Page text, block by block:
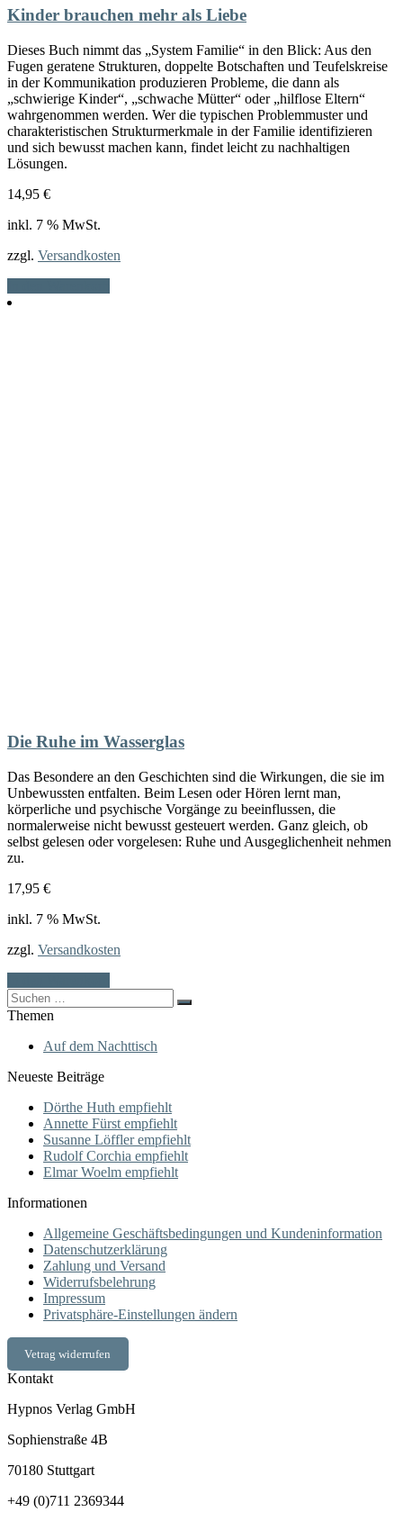
Kinder brauchen mehr als Liebe
Dieses Buch nimmt das „System Familie“ in den Blick: Aus den
Fugen geratene Strukturen, doppelte Botschaften und Teufelskreise
in der Kommunikation produzieren Probleme, die dann als
„schwierige Kinder“, „schwache Mütter“ oder „hilflose Eltern“
wahrgenommen werden. Wer die typischen Problemmuster und
charakteristischen Strukturmerkmale in der Familie identifizieren
und sich bewusst machen kann, findet leicht zu nachhaltigen
Lösungen.
14,95 €
inkl. 7 % MwSt.
zzgl. Versandkosten
Die Ruhe im Wasserglas
Das Besondere an den Geschichten sind die Wirkungen, die sie im
Unbewussten entfalten. Beim Lesen oder Hören lernt man,
körperliche und psychische Vorgänge zu beeinflussen, die
normalerweise nicht bewusst gesteuert werden. Ganz gleich, ob
selbst gelesen oder vorgelesen: Ruhe und Ausgeglichenheit nehmen
zu.
17,95 €
inkl. 7 % MwSt.
zzgl. Versandkosten
Search
for:
Themen
Auf dem Nachttisch
Neueste Beiträge
Dörthe Huth empfiehlt
Annette Fürst empfiehlt
Susanne Löffler empfiehlt
Rudolf Corchia empfiehlt
Elmar Woelm empfiehlt
Informationen
Allgemeine Geschäftsbedingungen und Kundeninformation
Datenschutzerklärung
Zahlung und Versand
Widerrufsbelehrung
Impressum
Privatsphäre-Einstellungen ändern
Vetrag widerrufen
Kontakt
Hypnos Verlag GmbH
Sophienstraße 4B
70180 Stuttgart
+49 (0)711 2369344